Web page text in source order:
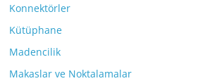
Konnektörler
Kütüphane
Madencilik
Makaslar ve Noktalamalar